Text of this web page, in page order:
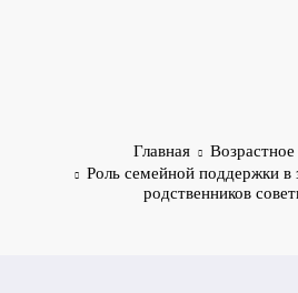
Главная
Роль семейной поддержки
родственников